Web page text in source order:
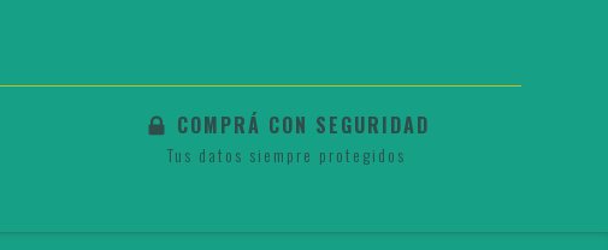
COMPRÁ CON SEGURIDAD
Tus datos siempre protegidos